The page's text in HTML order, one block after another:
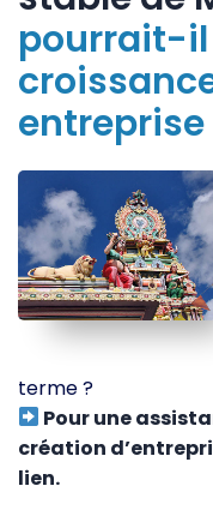
pourrait-il
entreprise
terme ?
Pour une
création
lien.